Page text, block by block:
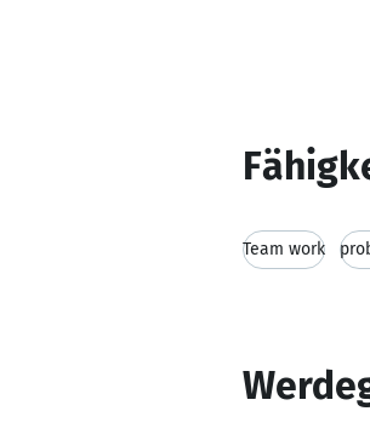
Team work